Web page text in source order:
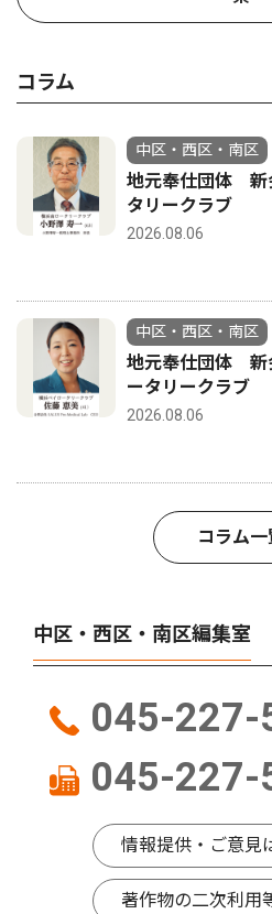
コラム
中区・西区・南区
地元奉仕団体 新
タリークラブ
2026.08.06
中区・西区・南区
地元奉仕団体 新
ータリークラブ
2026.08.06
コラム一
中区・西区・南区編集室
045-227-
045-227-
情報提供・ご意見
著作物の二次利用